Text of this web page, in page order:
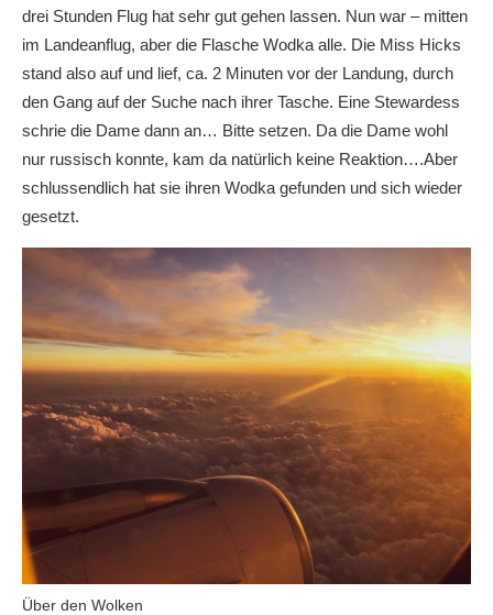
drei Stunden Flug hat sehr gut gehen lassen. Nun war – mitten
im Landeanflug, aber die Flasche Wodka alle. Die Miss Hicks
stand also auf und lief, ca. 2 Minuten vor der Landung, durch
den Gang auf der Suche nach ihrer Tasche. Eine Stewardess
schrie die Dame dann an… Bitte setzen. Da die Dame wohl
nur russisch konnte, kam da natürlich keine Reaktion….Aber
schlussendlich hat sie ihren Wodka gefunden und sich wieder
gesetzt.
Über den Wolken